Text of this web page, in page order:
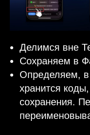
Делимся вне
Сохраняем в
Определяем, в
хранится
сохранения.